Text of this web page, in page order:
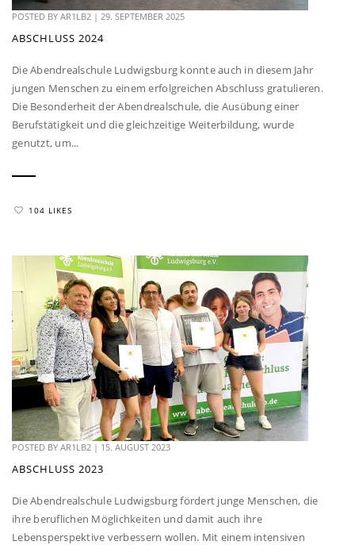
POSTED BY AR1LB2 | 29. SEPTEMBER 2025
ABSCHLUSS 2024
Die Abendrealschule Ludwigsburg konnte auch in diesem Jahr
jungen Menschen zu einem erfolgreichen Abschluss gratulieren.
Die Besonderheit der Abendrealschule, die Ausübung einer
Berufstätigkeit und die gleichzeitige Weiterbildung, wurde
genutzt, um...
104 LIKES
POSTED BY AR1LB2 | 15. AUGUST 2023
ABSCHLUSS 2023
Die Abendrealschule Ludwigsburg fördert junge Menschen, die
ihre beruflichen Möglichkeiten und damit auch ihre
Lebensperspektive verbessern wollen. Mit einem intensiven